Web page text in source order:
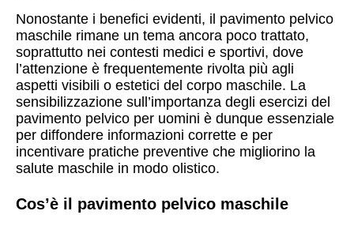
Nonostante i benefici evidenti, il pavimento pelvico
maschile rimane un tema ancora poco trattato,
soprattutto nei contesti medici e sportivi, dove
l’attenzione è frequentemente rivolta più agli
aspetti visibili o estetici del corpo maschile. La
sensibilizzazione sull’importanza degli esercizi del
pavimento pelvico per uomini è dunque essenziale
per diffondere informazioni corrette e per
incentivare pratiche preventive che migliorino la
salute maschile in modo olistico.
Cos’è il pavimento pelvico maschile